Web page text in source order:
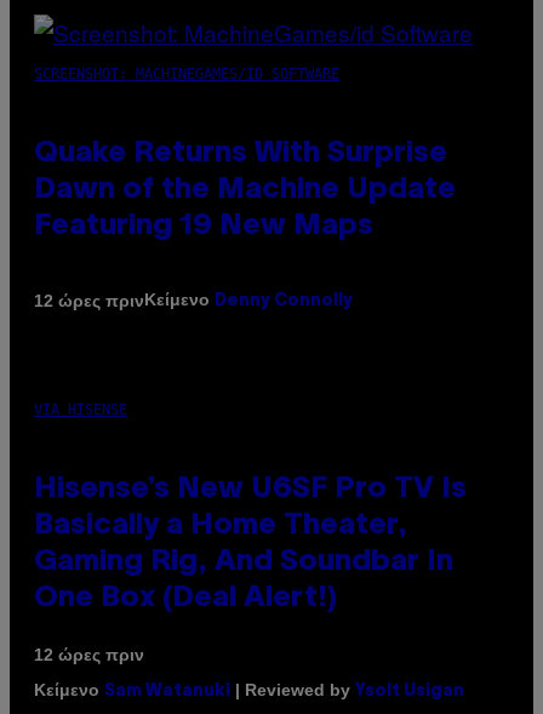
SCREENSHOT: MACHINEGAMES/ID SOFTWARE
Quake Returns With Surprise
Dawn of the Machine Update
Featuring 19 New Maps
12 ώρες πρινΚείμενο Denny Connolly
VIA HISENSE
Hisense’s New U6SF Pro TV Is
Basically a Home Theater,
Gaming Rig, And Soundbar In
One Box (Deal Alert!)
12 ώρες πριν
Κείμενο Sam Watanuki | Reviewed by Ysolt Usigan